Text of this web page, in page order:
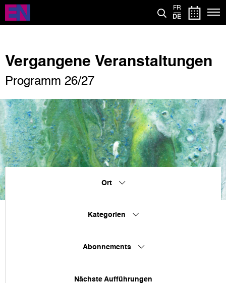
Direkt
zum
Inhalt
FR
DE
Vergangene Veranstaltungen
Programm 26/27
Ort
Kategorien
Abonnements
Nächste Aufführungen